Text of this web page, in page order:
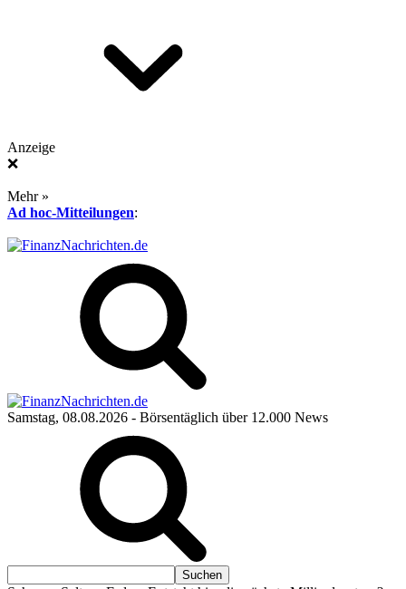
Anzeige
❌
Mehr »
Ad hoc-Mitteilungen:
Samstag, 08.08.2026 - Börsentäglich über 12.000 News